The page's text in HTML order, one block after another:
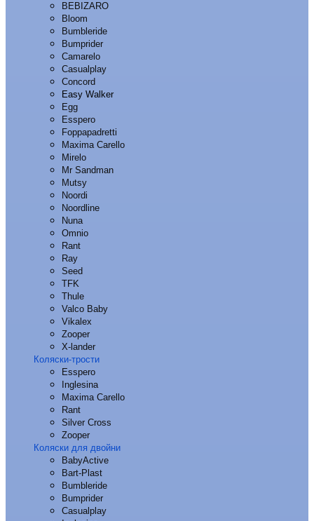
BEBIZARO
Bloom
Bumbleride
Bumprider
Camarelo
Casualplay
Concord
Easy Walker
Egg
Esspero
Foppapadretti
Maxima Carello
Mirelo
Mr Sandman
Mutsy
Noordi
Noordline
Nuna
Omnio
Rant
Ray
Seed
TFK
Thule
Valco Baby
Vikalex
Zooper
X-lander
Коляски-трости
Esspero
Inglesina
Maxima Carello
Rant
Silver Cross
Zooper
Коляски для двойни
BabyActive
Bart-Plast
Bumbleride
Bumprider
Casualplay